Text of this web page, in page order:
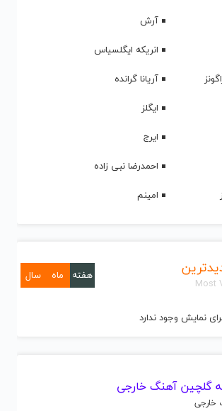
آرش
انریکه ایگلسیاس
آریانا گرانده
ایگلز
ایرج
احمدرضا نبی زاده
امینم
Most
هفته ماه سال
نمایش وجود ندارد
گلچین آهنگ خارجی
خارجی